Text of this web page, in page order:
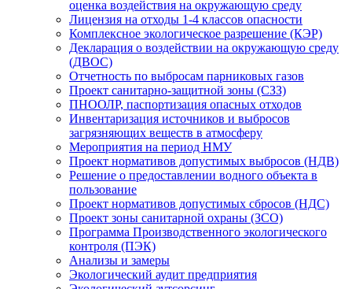
оценка воздействия на окружающую среду
Лицензия на отходы 1-4 классов опасности
Комплексное экологическое разрешение (КЭР)
Декларация о воздействии на окружающую среду
(ДВОС)
Отчетность по выбросам парниковых газов
Проект санитарно-защитной зоны (СЗЗ)
ПНООЛР, паспортизация опасных отходов
Инвентаризация источников и выбросов
загрязняющих веществ в атмосферу
Мероприятия на период НМУ
Проект нормативов допустимых выбросов (НДВ)
Решение о предоставлении водного объекта в
пользование
Проект нормативов допустимых сбросов (НДС)
Проект зоны санитарной охраны (ЗСО)
Программа Производственного экологического
контроля (ПЭК)
Анализы и замеры
Экологический аудит предприятия